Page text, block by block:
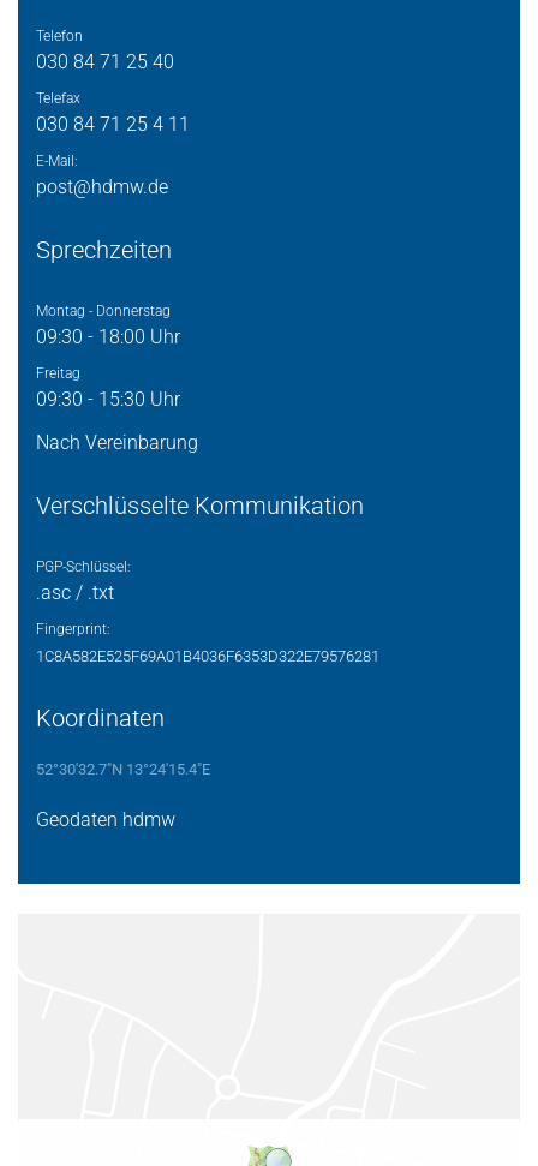
Telefon
030 84 71 25 40
Telefax
030 84 71 25 4 11
E-Mail:
post@hdmw.de
Sprechzeiten
Montag - Donnerstag
09:30 - 18:00 Uhr
Freitag
09:30 - 15:30 Uhr
Nach Vereinbarung
Verschlüsselte Kommunikation
PGP-Schlüssel:
.asc / .txt
Fingerprint:
1C8A582E525F69A01B4036F6353D322E79576281
Koordinaten
52°30'32.7"N 13°24'15.4"E
Geodaten hdmw